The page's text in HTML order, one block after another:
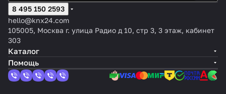
8 495 150 2593
hello@knx24.com
105005, Москва г. улица Радио д 10, стр 3, 3 этаж, кабинет
303
Каталог
Помощь